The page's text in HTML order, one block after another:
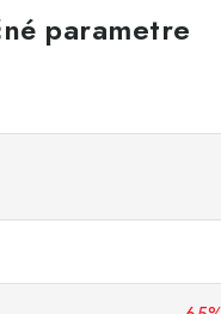
parametre